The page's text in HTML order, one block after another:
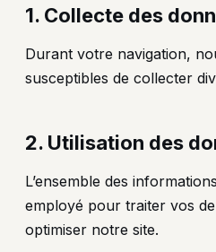
1. Collecte des
Durant votre navigation,
susceptibles de collecter
2. Utilisation des
L’ensemble des
employé pour traiter vos
optimiser notre site.